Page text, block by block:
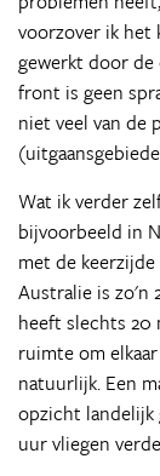
voorzover ik het
gewerkt door
front is geen
niet veel van de
Wat ik verder
bijvoorbeeld in
met de
Australie is zo'n
heeft slechts 20
ruimte om
natuurlijk. Een
opzicht landelijk
uur vliegen